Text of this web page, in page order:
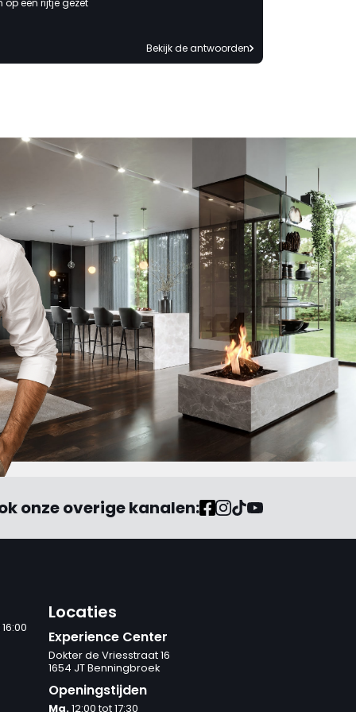
een rijtje gezet
Bekijk de antwoorden
onze overige kanalen:
Locaties
Experience Center
Dokter de Vriesstraat 16
1654 JT Benningbroek
Openingstijden
Ma.12:00 tot 17:30